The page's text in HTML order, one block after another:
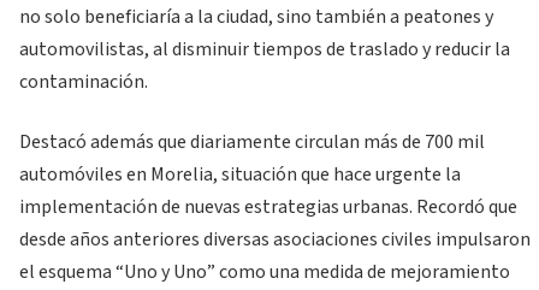
no solo beneficiaría a la ciudad, sino también a peatones y
automovilistas, al disminuir tiempos de traslado y reducir la
contaminación.
Destacó además que diariamente circulan más de 700 mil
automóviles en Morelia, situación que hace urgente la
implementación de nuevas estrategias urbanas. Recordó que
desde años anteriores diversas asociaciones civiles impulsaron
el esquema “Uno y Uno” como una medida de mejoramiento